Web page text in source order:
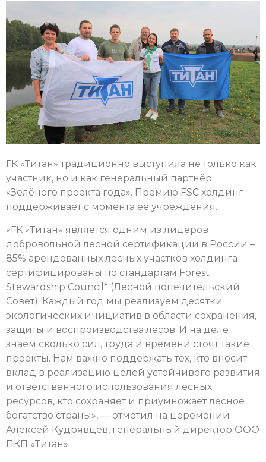
ГК «Титан» традиционно выступила не только как
участник, но и как генеральный партнёр
«Зелёного проекта года». Премию FSC холдинг
поддерживает с момента её учреждения.
«ГК «Титан» является одним из лидеров
добровольной лесной сертификации в России –
85% арендованных лесных участков холдинга
сертифицированы по стандартам Forest
Stewardship Council* (Лесной попечительский
Совет). Каждый год мы реализуем десятки
экологических инициатив в области сохранения,
защиты и воспроизводства лесов. И на деле
знаем сколько сил, труда и времени стоят такие
проекты. Нам важно поддержать тех, кто вносит
вклад в реализацию целей устойчивого развития
и ответственного использования лесных
ресурсов, кто сохраняет и приумножает лесное
богатство страны», — отметил на церемонии
Алексей Кудрявцев, генеральный директор ООО
ПКП «Титан».